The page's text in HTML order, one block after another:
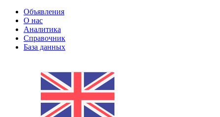
Объявления
О нас
Аналитика
Справочник
База данных